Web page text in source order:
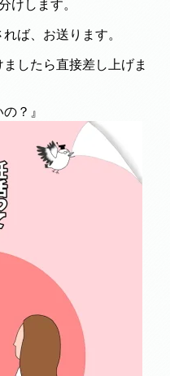
けします。
ば、お送ります。
したら直接差し上げま
？』